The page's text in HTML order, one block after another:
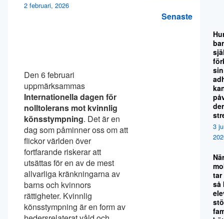
2 februari, 2026
Den 6 februari
uppmärksammas
Internationella dagen för
nolltolerans mot kvinnlig
könsstympning. Det är en
dag som påminner oss om att
flickor världen över
fortfarande riskerar att
utsättas för en av de mest
allvarliga kränkningarna av
barns och kvinnors
rättigheter. Kvinnlig
könsstympning är en form av
Senaste
sin
3
När
tar
så